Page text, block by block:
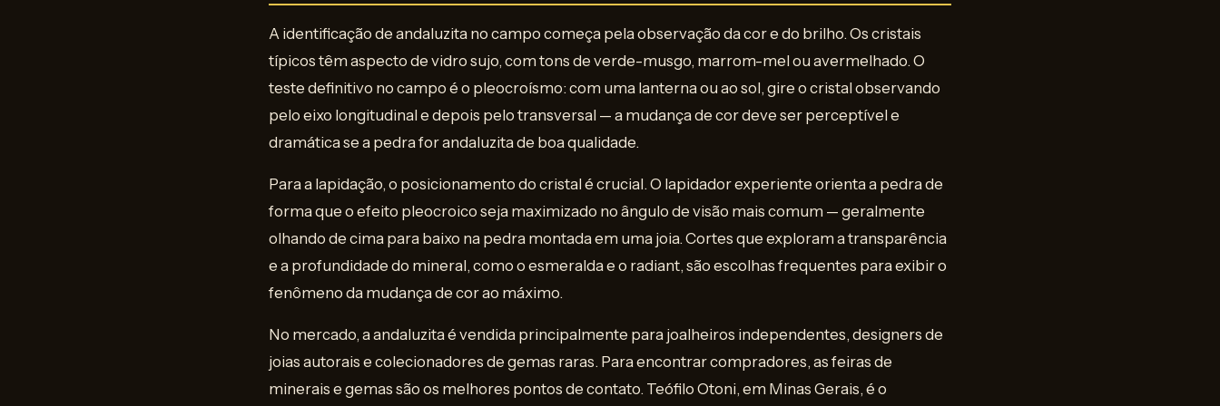
A identificação de andaluzita no campo começa pela observação da cor e do brilho. Os cristais
típicos têm aspecto de vidro sujo, com tons de verde-musgo, marrom-mel ou avermelhado. O
teste definitivo no campo é o pleocroísmo: com uma lanterna ou ao sol, gire o cristal observando
pelo eixo longitudinal e depois pelo transversal — a mudança de cor deve ser perceptível e
dramática se a pedra for andaluzita de boa qualidade.
Para a lapidação, o posicionamento do cristal é crucial. O lapidador experiente orienta a pedra de
forma que o efeito pleocroico seja maximizado no ângulo de visão mais comum — geralmente
olhando de cima para baixo na pedra montada em uma joia. Cortes que exploram a transparência
e a profundidade do mineral, como o esmeralda e o radiant, são escolhas frequentes para exibir o
fenômeno da mudança de cor ao máximo.
No mercado, a andaluzita é vendida principalmente para joalheiros independentes, designers de
joias autorais e colecionadores de gemas raras. Para encontrar compradores, as feiras de
minerais e gemas são os melhores pontos de contato. Teófilo Otoni, em Minas Gerais, é o